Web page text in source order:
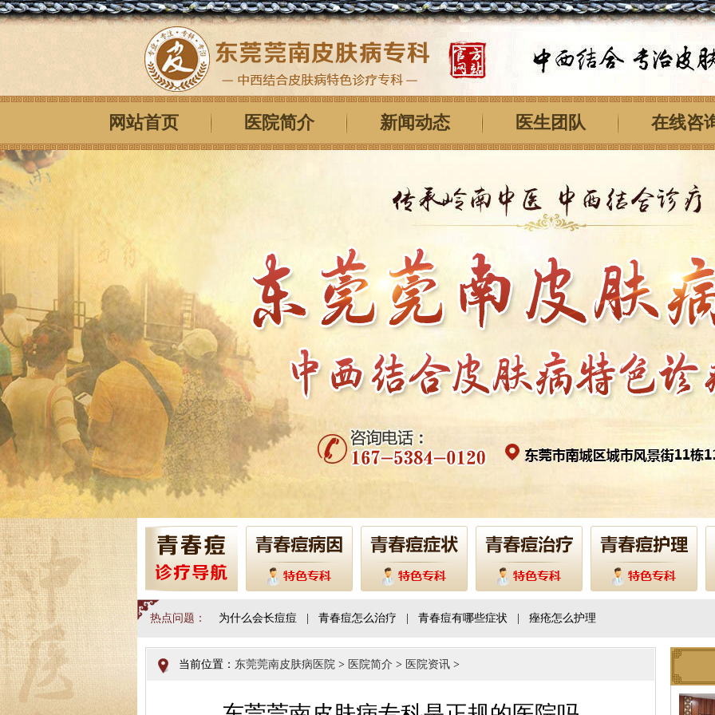
网站首页 医院简介 新闻动态 医生团队 在线咨
热点问题： 为什么会长痘痘 青春痘怎么治疗 青春痘有哪些症状 痤疮怎么护理
当前位置： 东莞莞南皮肤病医院 > 医院简介 > 医院资讯 >